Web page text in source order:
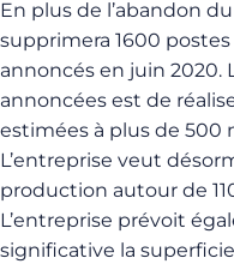
En plus de l’abandon
supprimera 1600
annoncés en juin 2020.
annoncées est de
estimées à plus de 500
L’entreprise veut
production autour de
L’entreprise prévoit
significative la